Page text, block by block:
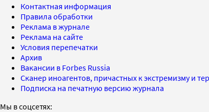
Контактная информация
Правила обработки
Реклама в журнале
Реклама на сайте
Условия перепечатки
Архив
Вакансии в Forbes Russia
Сканер иноагентов, причастных к экстремизму и
Подписка на печатную версию журнала
Мы в соцсетях: